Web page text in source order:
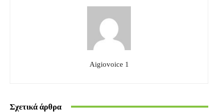
Aigiovoice 1
Σχετικά άρθρα